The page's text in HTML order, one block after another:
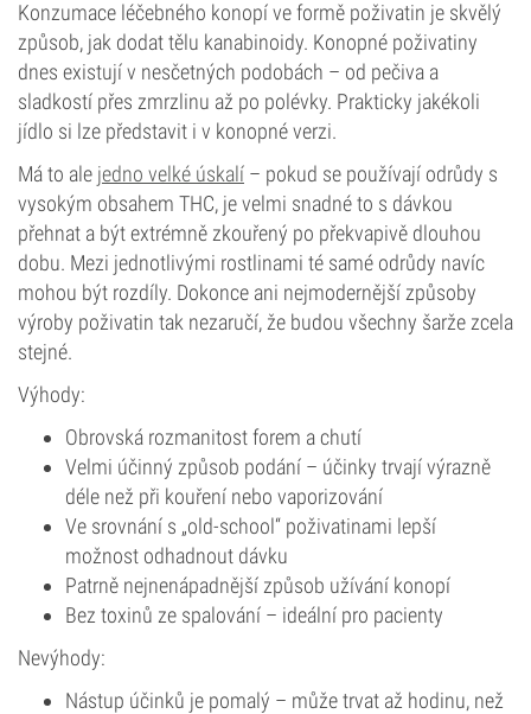
Konzumace léčebného konopí ve formě poživatin je skvělý
způsob, jak dodat tělu kanabinoidy. Konopné poživatiny
dnes existují v nesčetných podobách – od pečiva a
sladkostí přes zmrzlinu až po polévky. Prakticky jakékoli
jídlo si lze představit i v konopné verzi.
Má to ale jedno velké úskalí – pokud se používají odrůdy s
vysokým obsahem THC, je velmi snadné to s dávkou
přehnat a být extrémně zkouřený po překvapivě dlouhou
dobu. Mezi jednotlivými rostlinami té samé odrůdy navíc
mohou být rozdíly. Dokonce ani nejmodernější způsoby
výroby poživatin tak nezaručí, že budou všechny šarže zcela
stejné.
Výhody:
Obrovská rozmanitost forem a chutí
Velmi účinný způsob podání – účinky trvají výrazně
déle než při kouření nebo vaporizování
Ve srovnání s „old-school“ poživatinami lepší
možnost odhadnout dávku
Patrně nejnenápadnější způsob užívání konopí
Bez toxinů ze spalování – ideální pro pacienty
Nevýhody:
Nástup účinků je pomalý – může trvat až hodinu, než